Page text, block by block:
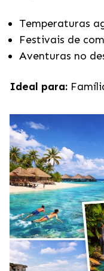
Temperaturas
Festivais de
Aventuras no
Ideal para: